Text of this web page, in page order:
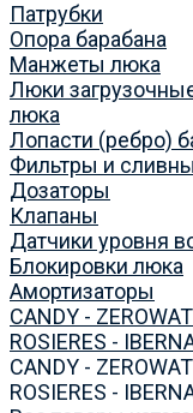
Патрубки
Опора барабана
Манжеты люка
Люки
люка
Лопасти (ребро)
Фильтры и
Дозаторы
Клапаны
Датчики уровня
Блокировки люка
Амортизаторы
CANDY -
ROSIERES -
CANDY -
ROSIERES -